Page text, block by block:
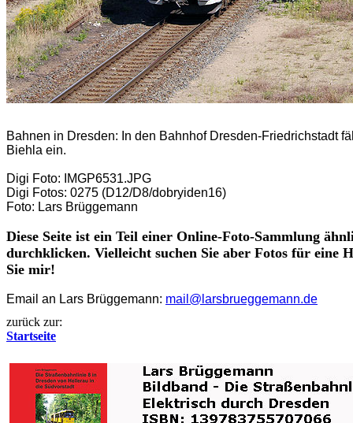
Bahnen in Dresden: In den Bahnhof Dresden-Friedrichstadt
Biehla ein.
Digi Foto: IMGP6531.JPG
Digi Fotos: 0275 (D12/D8/dobryiden16)
Foto: Lars Brüggemann
Diese Seite ist ein Teil einer Online-Foto-Sammlung
durchklicken. Vielleicht suchen Sie aber Fotos für eine
Sie mir!
Email an Lars Brüggemann: mail@larsbrueggemann.de
zurück zur:
Startseite